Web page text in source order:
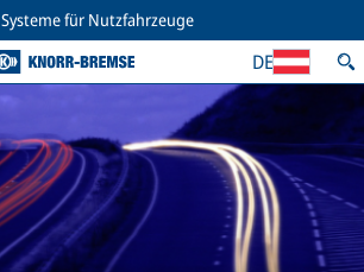
Systeme für Nutzfahrzeuge
DE